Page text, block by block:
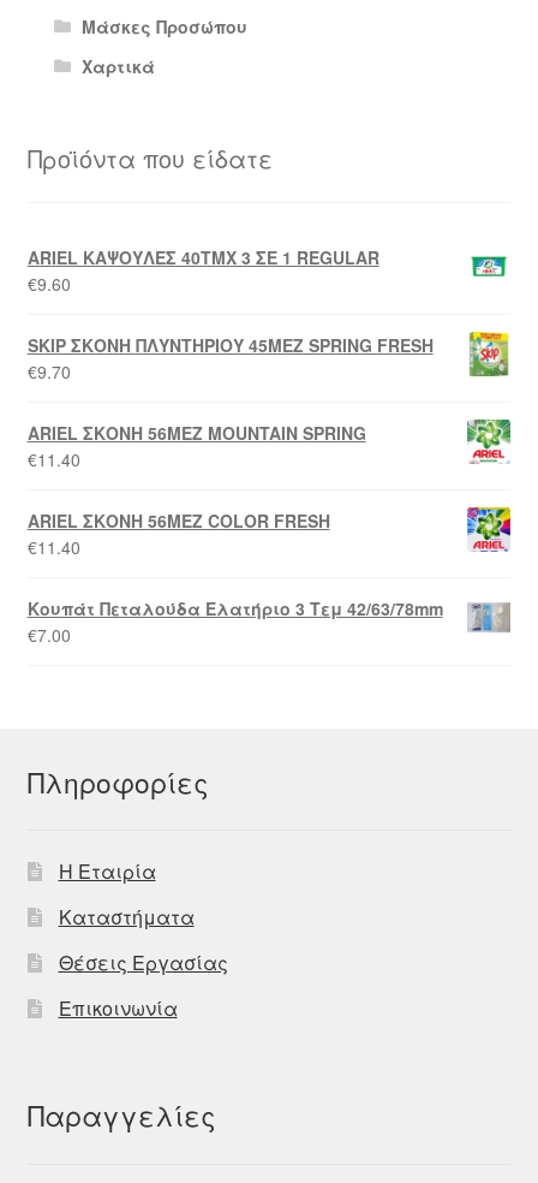
Μάσκες Προσώπου
Χαρτικά
Προϊόντα που είδατε
ARIEL ΚΑΨΟΥΛΕΣ 40ΤΜΧ 3 ΣΕ 1 REGULAR
€9.60
SKIP ΣΚΟΝΗ ΠΛΥΝΤΗΡΙΟΥ 45ΜΕΖ SPRING FRESH
€9.70
ARIEL ΣΚΟΝΗ 56MEZ MOUNTAIN SPRING
€11.40
ARIEL ΣΚΟΝΗ 56MEZ COLOR FRESH
€11.40
Κουπάτ Πεταλούδα Ελατήριο 3 Τεμ 42/63/78mm
€7.00
Πληροφορίες
Η Εταιρία
Καταστήματα
Θέσεις Εργασίας
Επικοινωνία
Παραγγελίες